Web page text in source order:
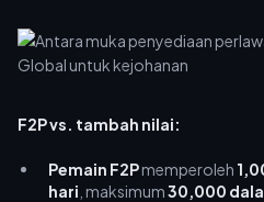
F2P vs. tambah nilai:
Pemain F2Pmemperoleh
hari , maksimum30,000